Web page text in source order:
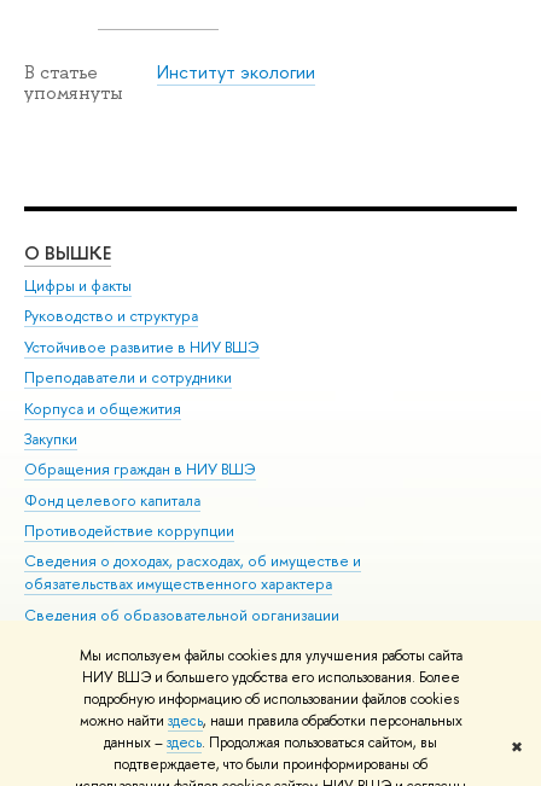
Мы используем файлы cookies для улучшения работы сайта
НИУ ВШЭ и большего удобства его использования. Более
подробную информацию об использовании файлов cookies
можно найти здесь, наши правила обработки персональных
данных –здесь. Продолжая пользоваться сайтом, вы
подтверждаете, что были проинформированы об
✖
В статье
упомянуты
Институт экологии
О ВЫШКЕ
Цифры и факты
Руководство и структура
Устойчивое развитие в НИУ ВШЭ
Преподаватели и сотрудники
Корпуса и общежития
Закупки
Обращения граждан в НИУ ВШЭ
Фонд целевого капитала
Противодействие коррупции
Сведения о доходах, расходах, об имуществе и
обязательствах имущественного характера
Сведения об образовательной организации
Людям с ограниченными возможностями здоровья
Единая платежная страница
Работа в Вышке